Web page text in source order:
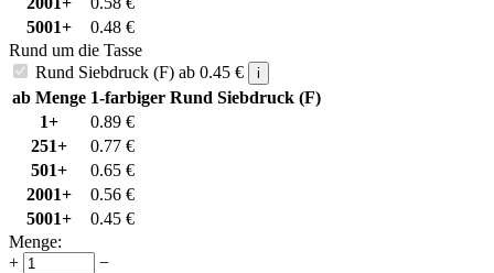
5001+
0.48 €
Rund um die Tasse
Rund Siebdruck (F) ab 0.45 € i
ab Menge 1-farbiger Rund Siebdruck (F)
1+
0.89 €
251+
0.77 €
501+
0.65 €
2001+
0.56 €
5001+
0.45 €
Menge:
+
−